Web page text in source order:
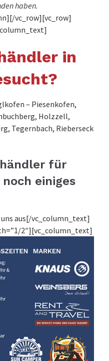
haben.
vc_row][vc_row]
in
– Piesenkofen,
Holzzell,
Tegernbach, Rieberseck
für
einiges
aus[/vc_column_text]
2″][vc_column_text]